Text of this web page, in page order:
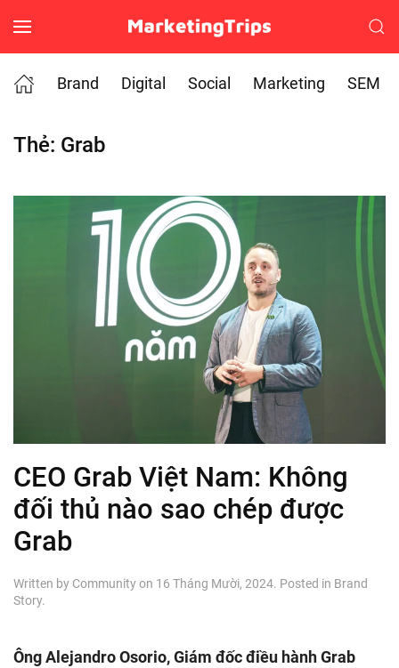
Skip to main content
Brand
Digital Social Marketing SEM
Thẻ: Grab
CEO Grab Việt Nam: Không
đối thủ nào sao chép được
Grab
Written by Communityon 16 Tháng Mười, 2024. Posted in Brand
Story.
Ông Alejandro Osorio, Giám đốc điều hành Grab